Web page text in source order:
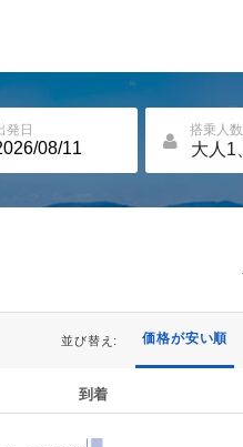
発日 搭乗人数
並び替え: 価格が安い順
到着